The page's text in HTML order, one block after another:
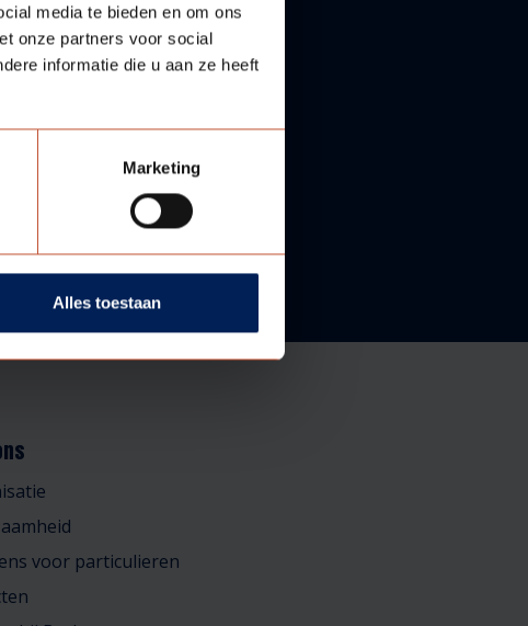
media te bieden en om ons
onze partners voor social
informatie die u aan ze heeft
Marketing
Alles toestaan
voor particulieren